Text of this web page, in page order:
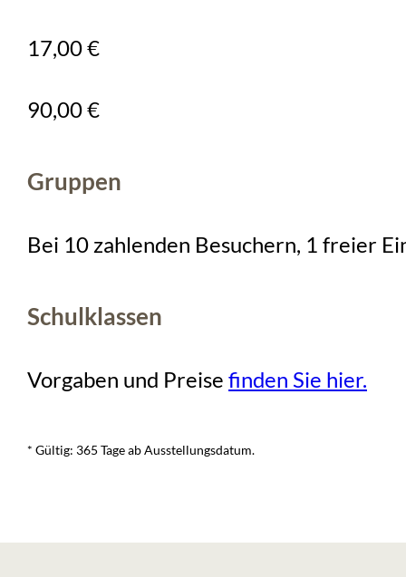
17,00 €
90,00 €
Gruppen
Bei 10 zahlenden Besuchern, 1 freier
Schulklassen
Vorgaben und Preise finden Sie hier.
* Gültig: 365 Tage ab Ausstellungsdatum.